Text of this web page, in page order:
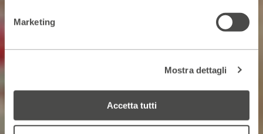
Marketing
Mostra dettagli
Accetta tutti